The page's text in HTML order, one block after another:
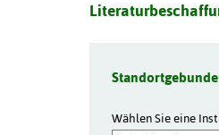
Wählen Sie eine